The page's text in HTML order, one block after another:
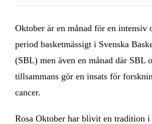
Oktober är en månad för en intensiv
period basketmässigt i Svenska
(SBL) men även en månad där SBL
tillsammans gör en insats för
cancer.
Rosa Oktober har blivit en tradition